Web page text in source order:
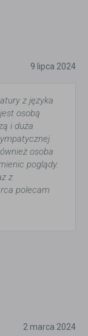
9 lipca 2024
z języka
osobą
i duża
osoba
poglądy.
z
polecam
2 marca 2024